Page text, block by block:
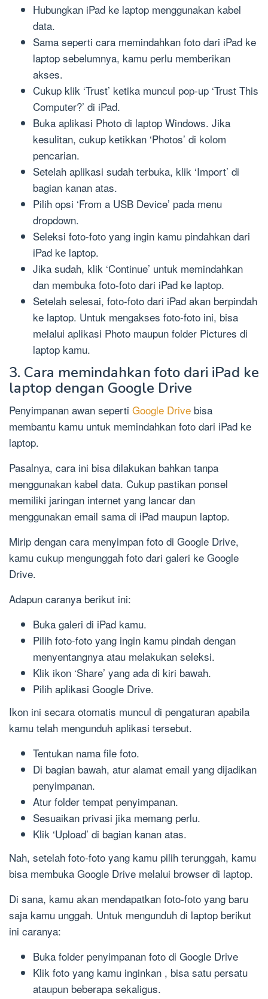
Hubungkan iPad ke laptop menggunakan kabel
data.
Sama seperti cara memindahkan foto dari iPad ke
laptop sebelumnya, kamu perlu memberikan
akses.
Cukup klik ‘Trust’ ketika muncul pop-up ‘Trust This
Computer?’ di iPad.
Buka aplikasi Photo di laptop Windows. Jika
kesulitan, cukup ketikkan ‘Photos’ di kolom
pencarian.
Setelah aplikasi sudah terbuka, klik ‘Import’ di
bagian kanan atas.
Pilih opsi ‘From a USB Device’ pada menu
dropdown.
Seleksi foto-foto yang ingin kamu pindahkan dari
iPad ke laptop.
Jika sudah, klik ‘Continue’ untuk memindahkan
dan membuka foto-foto dari iPad ke laptop.
Setelah selesai, foto-foto dari iPad akan berpindah
ke laptop. Untuk mengakses foto-foto ini, bisa
melalui aplikasi Photo maupun folder Pictures di
laptop kamu.
3. Cara memindahkan foto dari iPad ke
laptop dengan Google Drive
Penyimpanan awan seperti Google Drive bisa
membantu kamu untuk memindahkan foto dari iPad ke
laptop.
Pasalnya, cara ini bisa dilakukan bahkan tanpa
menggunakan kabel data. Cukup pastikan ponsel
memiliki jaringan internet yang lancar dan
menggunakan email sama di iPad maupun laptop.
Mirip dengan cara menyimpan foto di Google Drive,
kamu cukup mengunggah foto dari galeri ke Google
Drive.
Adapun caranya berikut ini:
Buka galeri di iPad kamu.
Pilih foto-foto yang ingin kamu pindah dengan
menyentangnya atau melakukan seleksi.
Klik ikon ‘Share’ yang ada di kiri bawah.
Pilih aplikasi Google Drive.
Ikon ini secara otomatis muncul di pengaturan apabila
kamu telah mengunduh aplikasi tersebut.
Tentukan nama file foto.
Di bagian bawah, atur alamat email yang dijadikan
penyimpanan.
Atur folder tempat penyimpanan.
Sesuaikan privasi jika memang perlu.
Klik ‘Upload’ di bagian kanan atas.
Nah, setelah foto-foto yang kamu pilih terunggah, kamu
bisa membuka Google Drive melalui browser di laptop.
Di sana, kamu akan mendapatkan foto-foto yang baru
saja kamu unggah. Untuk mengunduh di laptop berikut
ini caranya:
Buka folder penyimpanan foto di Google Drive
Klik foto yang kamu inginkan , bisa satu persatu
ataupun beberapa sekaligus.